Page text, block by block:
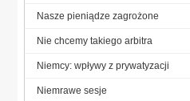
Nasze pieniądze zagrożone
Nie chcemy takiego arbitra
Niemcy: wpływy z prywatyzacji
Niemrawe sesje